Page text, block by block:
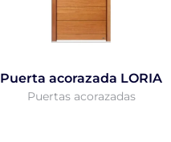
Puerta acorazada LORIA
Puertas acorazadas